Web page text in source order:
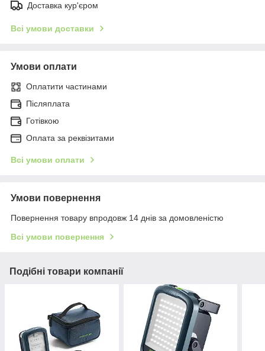
Доставка кур'єром
Всі умови доставки
Умови оплати
Оплатити частинами
Післяплата
Готівкою
Оплата за реквізитами
Всі умови оплати
Умови повернення
Повернення товару впродовж 14 днів за домовленістю
Всі умови повернення
Подібні товари компанії